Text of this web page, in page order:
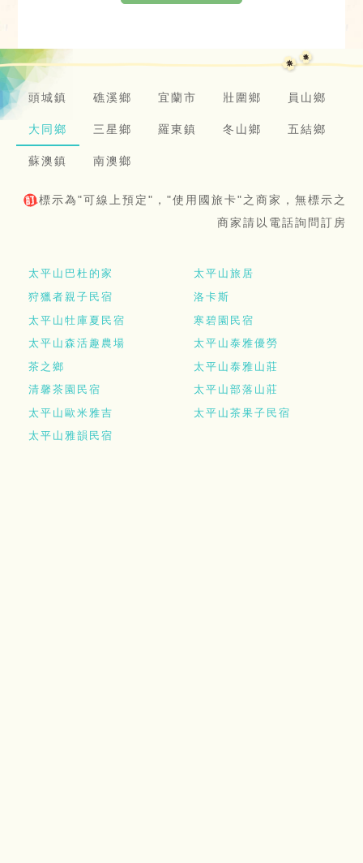
頭城鎮 礁溪鄉 宜蘭市 壯圍鄉 員山鄉
大同鄉 三星鄉 羅東鎮 冬山鄉 五結鄉
蘇澳鎮 南澳鄉
標示為"可線上預定"，"使用國旅卡"之商家，無標示之
商家請以電話詢問訂房
太平山巴杜的家
太平山旅居
狩獵者親子民宿
洛卡斯
太平山牡庫夏民宿
寒碧園民宿
太平山森活趣農場
太平山泰雅優勞
茶之鄉
太平山泰雅山莊
清馨茶園民宿
太平山部落山莊
太平山歐米雅吉
太平山茶果子民宿
太平山雅韻民宿